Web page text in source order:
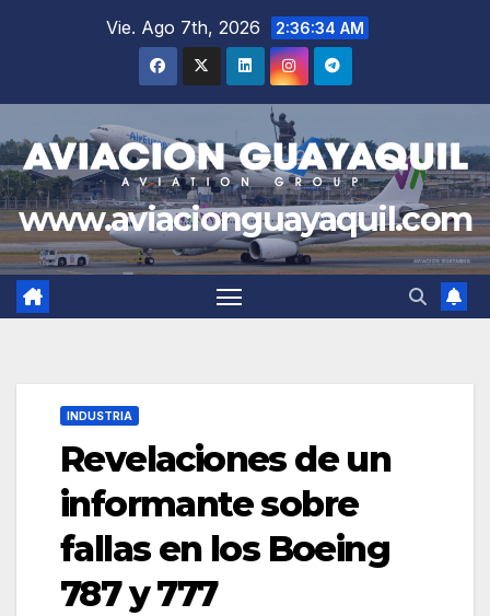
Vie. Ago 7th, 2026 2:36:35 AM
www.aviacionguayaquil.com
INDUSTRIA
Revelaciones de un
informante sobre
fallas en los Boeing
787 y 777